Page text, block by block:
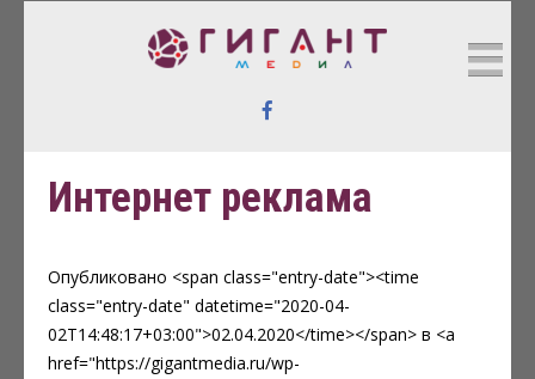
Интернет реклама
Опубликовано <span class="entry-date"><time
class="entry-date" datetime="2020-04-
02T14:48:17+03:00">02.04.2020</time></span> в <a
href="https://gigantmedia.ru/wp-